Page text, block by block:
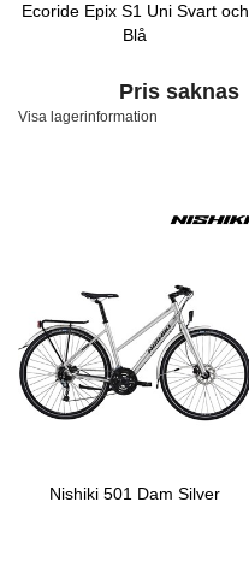
Ecoride Epix S1 Uni Svart och
Blå
Pris saknas
Visa lagerinformation
Nishiki 501 Dam Silver